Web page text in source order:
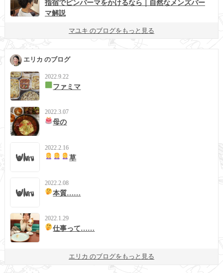
指宿でピンパーマをかけるなら｜自然なメンズパー
マ解説
マユキ のブログをもっと見る
エリカ のブログ
2022.9.22
ファミマ
2022.3.07
母の
2022.2.16
草
2022.2.08
本質……
2022.1.29
仕事って……
エリカ のブログをもっと見る